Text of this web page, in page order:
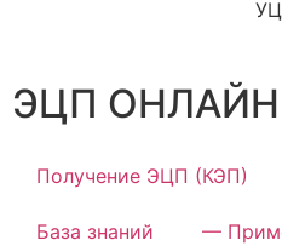
ЭЦП ОНЛАЙН
Получение ЭЦП (КЭП)
База знаний —